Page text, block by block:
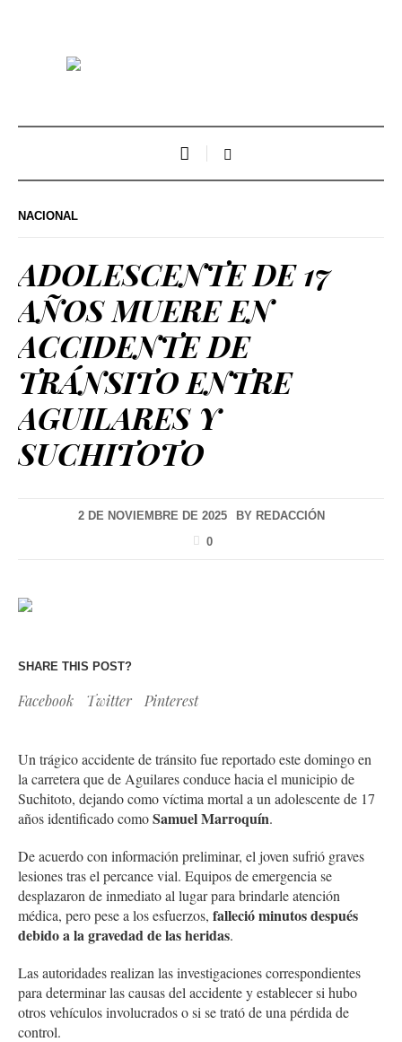
NACIONAL
ADOLESCENTE DE 17
AÑOS MUERE EN
ACCIDENTE DE
TRÁNSITO ENTRE
AGUILARES Y
SUCHITOTO
2 DE NOVIEMBRE DE 2025 BY REDACCIÓN
0
SHARE THIS POST?
Facebook Twitter Pinterest
Un trágico accidente de tránsito fue reportado este domingo en
la carretera que de Aguilares conduce hacia el municipio de
Suchitoto, dejando como víctima mortal a un adolescente de 17
años identificado comoSamuel Marroquín.
De acuerdo con información preliminar, el joven sufrió graves
lesiones tras el percance vial. Equipos de emergencia se
desplazaron de inmediato al lugar para brindarle atención
médica, pero pese a los esfuerzos, falleció minutos después
debido a la gravedad de las heridas.
Las autoridades realizan las investigaciones correspondientes
para determinar las causas del accidente y establecer si hubo
otros vehículos involucrados o si se trató de una pérdida de
control.